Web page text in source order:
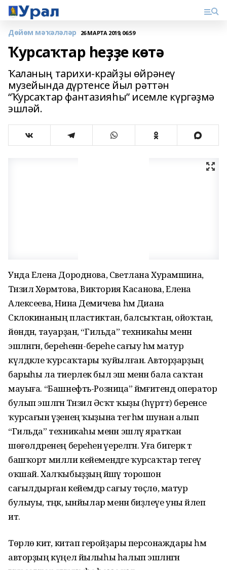
Дөйөм мәҡәләләр 26 МАРТА 2019, 06:59
Ҡурсаҡтар һеҙҙе көтә
Ҡаланың тарихи-крайҙы өйрәнеү
музейында дүртенсе йыл рәттән
“Ҡурсаҡтар фантазияһы” исемле күргәҙмә
эшләй.
Унда Елена Дороднова, Светлана Хурамшина,
Тәнзилә Хөрмәтова, Виктория Касанова, Елена
Алексеева, Нина Демичева һәм Диана
Склокинаның пластиктан, балсыҡтан, ойоҡтан,
йөндән, тауарҙан, “Гильда” техникаһы менән
эшләнгән, береһенән-береһе сағыу һәм матур
күлдәкле ҡурсаҡтары ҡуйылған. Авторҙарҙың
барыһы ла тиерлек был эш менән бала саҡтан
мауыға. “Башнефть-Розница” йәмғиәтендә оператор
булып эшләгән Тәнзилә Әсҡәт ҡыҙы (һүрәттә) беренсе
ҡурсағын үҙенең ҡыҙына тегә һәм шунан алып
“Гильда” техникаһы менән эшләү яратҡан
шөғөлдәренең береһенә әүерелгән. Уға бигерәк тә
башҡорт милли кейемендәге ҡурсаҡтар тегеү
оҡшай. Халҡыбыҙҙың йәшәү торошон
сағылдырған кейемдәр сағыу төҫлө, матур
булыуы, тәңкә, ынйылар менән биҙәлеүе уны йәлеп
итә.
Төрлө әкиәт, китап геройҙары персонаждары һәм
авторҙың күңел йылыһы һалып эшләнгән